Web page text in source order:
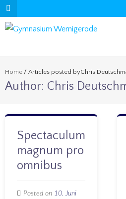
Home / Articles posted byChris
Author: Chris
Spectaculum
magnum pro
omnibus
Posted on 10. Juni